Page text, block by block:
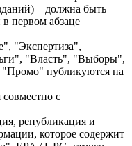
– должна быть
первом абзаце
"Экспертиза",
"Власть", "Выборы",
публикуются на
совместно с
републикация и
которое содержит